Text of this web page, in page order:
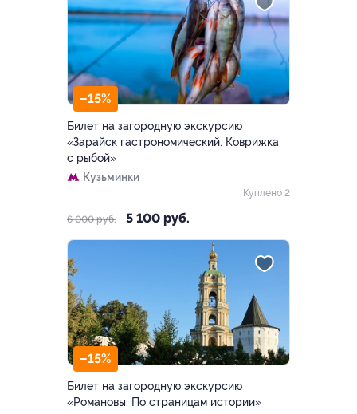
–15%
Билет на загородную экскурсию
«Зарайск гастрономический. Коврижка
с рыбой»
Кузьминки
6 000 руб. 5 100 руб.
Куплено 2
–15%
Билет на загородную экскурсию
«Романовы. По страницам истории»